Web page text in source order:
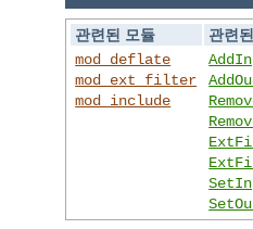
관련된 모듈
관련
mod_deflate
mod_ext_filter
mod_include